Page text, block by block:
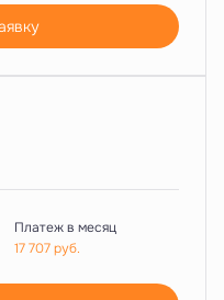
Платеж в месяц
17 707руб.